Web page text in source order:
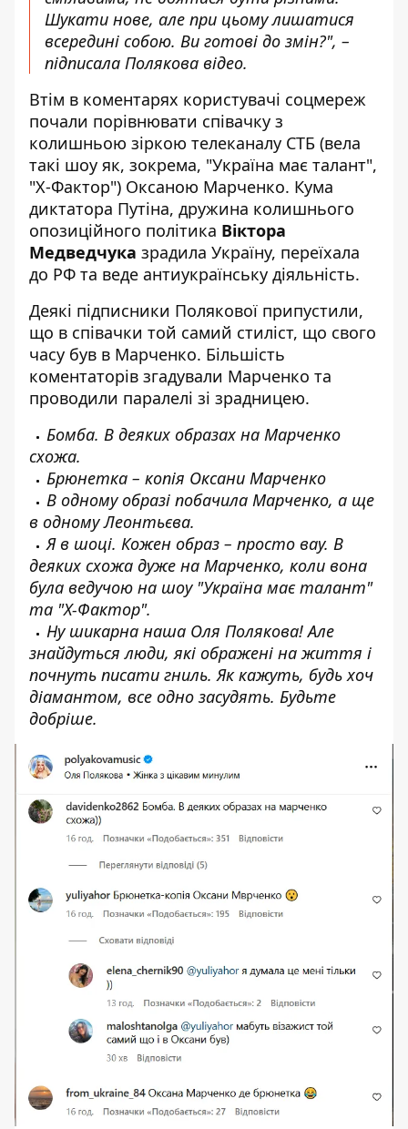
Шукати нове, але при цьому лишатися
всередині собою. Ви готові до змін?", –
підписала Полякова відео.
Втім в коментарях користувачі соцмереж
почали порівнювати співачку з
колишньою зіркою телеканалу СТБ (вела
такі шоу як, зокрема, "Україна має талант",
"Х-Фактор") Оксаною Марченко. Кума
диктатора Путіна, дружина колишнього
опозиційного політика Віктора
Медведчука зрадила Україну, переїхала
до РФ та веде антиукраїнську діяльність.
Деякі підписники Полякової припустили,
що в співачки той самий стиліст, що свого
часу був в Марченко. Більшість
коментаторів згадували Марченко та
проводили паралелі зі зрадницею.
Бомба. В деяких образах на Марченко
схожа.
Брюнетка – копія Оксани Марченко
В одному образі побачила Марченко, а ще
в одному Леонтьєва.
Я в шоці. Кожен образ – просто вау. В
деяких схожа дуже на Марченко, коли вона
була ведучою на шоу "Україна має талант"
та "Х-Фактор".
Ну шикарна наша Оля Полякова! Але
знайдуться люди, які ображені на життя і
почнуть писати гниль. Як кажуть, будь хоч
діамантом, все одно засудять. Будьте
добріше.